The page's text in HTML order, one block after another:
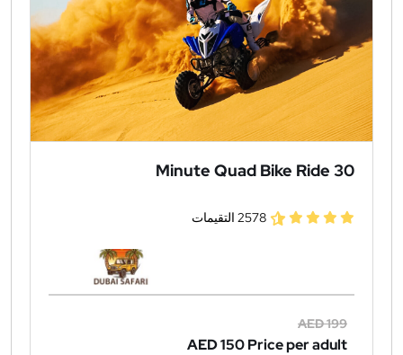
30 Minute Quad Bike Ride
2578 التقيمات
AED 199
AED 150Price per adult